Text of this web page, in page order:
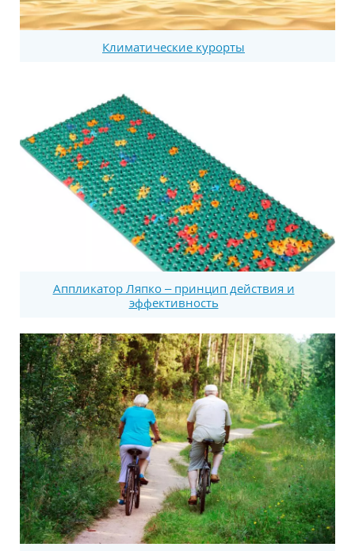
Климатические курорты
Аппликатор Ляпко – принцип действия и
эффективность